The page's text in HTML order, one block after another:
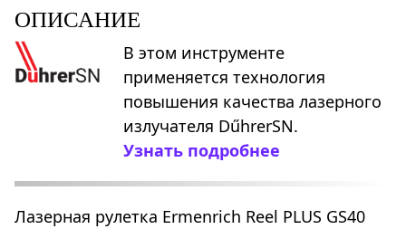
ОПИСАНИЕ
В этом инструменте
применяется технология
повышения качества лазерного
излучателя DűhrerSN.
Узнать подробнее
Лазерная рулетка Ermenrich Reel PLUS GS40